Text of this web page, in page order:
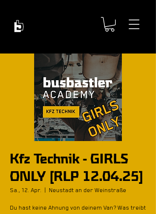
Kfz Technik - GIRLS
ONLY [RLP 12.04.25]
Sa., 12. Apr. Neustadt an der Weinstraße
Du hast keine Ahnung von deinem Van? Was treibt